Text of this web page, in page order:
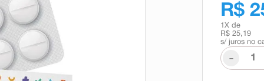
R$
1 X de
R$ 25,19
s/ juros no
-